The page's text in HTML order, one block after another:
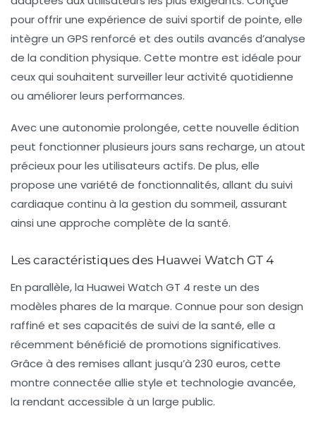
pour offrir une expérience de suivi sportif de pointe, elle
intègre un GPS renforcé et des outils avancés d’analyse
de la condition physique. Cette montre est idéale pour
ceux qui souhaitent surveiller leur activité quotidienne
ou améliorer leurs performances.
Avec une autonomie prolongée, cette nouvelle édition
peut fonctionner plusieurs jours sans recharge, un atout
précieux pour les utilisateurs actifs. De plus, elle
propose une variété de fonctionnalités, allant du suivi
cardiaque continu à la gestion du sommeil, assurant
ainsi une approche complète de la santé.
Les caractéristiques des Huawei Watch GT 4
En parallèle, la Huawei Watch GT 4 reste un des
modèles phares de la marque. Connue pour son design
raffiné et ses capacités de suivi de la santé, elle a
récemment bénéficié de promotions significatives.
Grâce à des remises allant jusqu’à 230 euros, cette
montre connectée allie style et technologie avancée,
la rendant accessible à un large public.